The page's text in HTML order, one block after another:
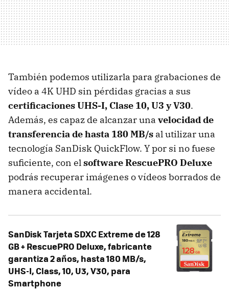
También podemos utilizarla para grabaciones de
vídeo a 4K UHD sin pérdidas gracias a sus
certificaciones UHS-I, Clase 10, U3 y V30.
Además, es capaz de alcanzar una velocidad de
transferencia de hasta 180 MB/s al utilizar una
tecnología SanDisk QuickFlow. Y por si no fuese
suficiente, con elsoftware RescuePRO Deluxe
podrás recuperar imágenes o vídeos borrados de
manera accidental.
SanDisk Tarjeta SDXC Extreme de 128
GB + RescuePRO Deluxe, fabricante
garantiza 2 años, hasta 180 MB/s,
UHS-I, Class, 10, U3, V30, para
Smartphone